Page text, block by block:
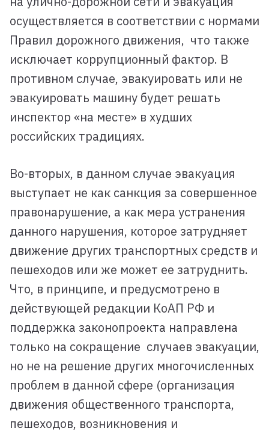
осуществляется в соответствии с нормами
Правил дорожного движения, что также
исключает коррупционный фактор. В
противном случае, эвакуировать или не
эвакуировать машину будет решать
инспектор «на месте» в худших
российских традициях.
Во-вторых, в данном случае эвакуация
выступает не как санкция за совершенное
правонарушение, а как мера устранения
данного нарушения, которое затрудняет
движение других транспортных средств и
пешеходов или же может ее затруднить.
Что, в принципе, и предусмотрено в
действующей редакции КоАП РФ и
поддержка законопроекта направлена
только на сокращение случаев эвакуации,
но не на решение других многочисленных
проблем в данной сфере (организация
движения общественного транспорта,
пешеходов, возникновения и